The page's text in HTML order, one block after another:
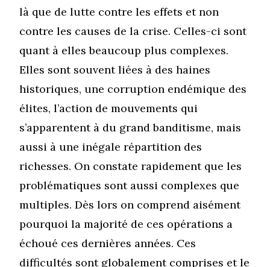
là que de lutte contre les effets et non
contre les causes de la crise. Celles-ci sont
quant à elles beaucoup plus complexes.
Elles sont souvent liées à des haines
historiques, une corruption endémique des
élites, l’action de mouvements qui
s’apparentent à du grand banditisme, mais
aussi à une inégale répartition des
richesses. On constate rapidement que les
problématiques sont aussi complexes que
multiples. Dès lors on comprend aisément
pourquoi la majorité de ces opérations a
échoué ces dernières années. Ces
difficultés sont globalement comprises et le